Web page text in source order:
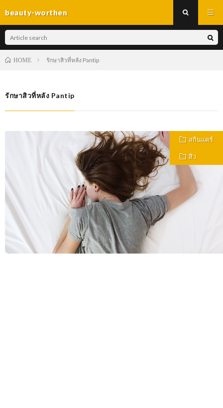
beauty-worthen
HOME รักษาสิวที่หลัง Pantip
รักษาสิวที่หลัง Pantip
สกินแคร์
สิว